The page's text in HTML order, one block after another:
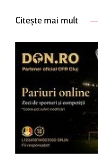
Citește mai mult